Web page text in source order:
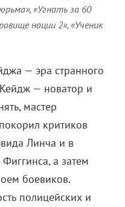
«Угнать за 60
нации 2», «Ученик
— эра странного
— новатор и
мастер
критиков
Линча и в
а затем
боевиков.
полицейских и